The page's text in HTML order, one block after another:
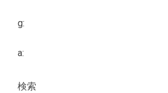
g:
a:
検索